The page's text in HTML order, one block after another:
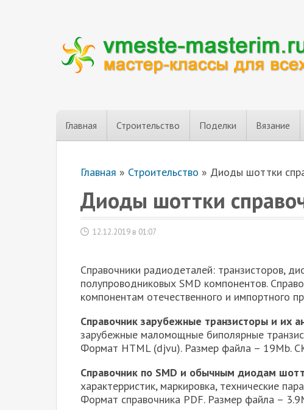
Главная Строительство Поделки Вязание
Главная » Строительство » Диоды шоттки
Диоды шоттки
12.12.2019 в 01:07
Справочники радиодеталей: транзисторов,
полупроводниковых SMD компонентов.
компонентам отечественного и импортного
Справочник зарубежные транзисторы и их
зарубежные маломощные биполярные
Формат HTML (djvu). Размер файла – 19Mb.
Справочник по SMD и обычным диодам
характерристик, маркировка, технические
Формат справочника PDF. Размер файла –